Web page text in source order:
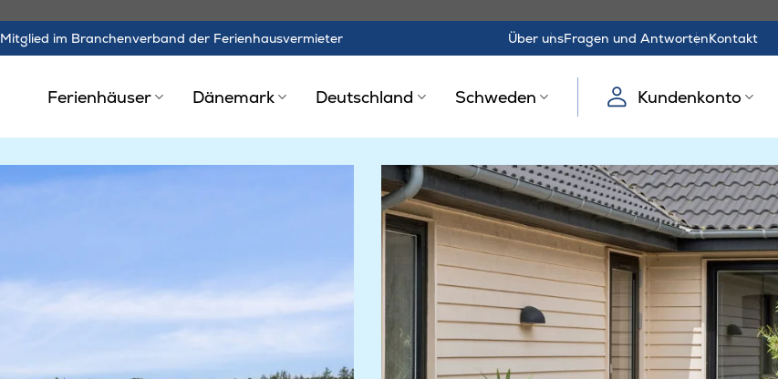
Mitglied im Branchenverband der Ferienhausvermieter Über unsFragen und AntwortenKontakt
Ferienhäuser Dänemark Deutschland Schweden Kundenkonto